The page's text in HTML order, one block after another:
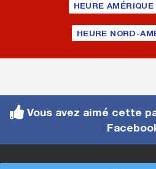
HEURE
HEURE NORD-
Vous avez aimé cette